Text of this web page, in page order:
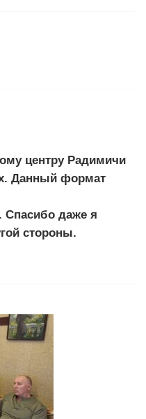
центру Радимичи
Данный формат
даже я
стороны.